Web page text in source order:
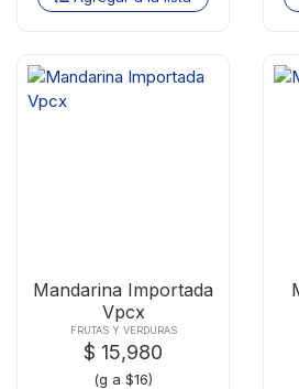
Mandarina Importada
Vpcx
FRUTAS Y VERDURAS
$ 15,980
(g a $16)